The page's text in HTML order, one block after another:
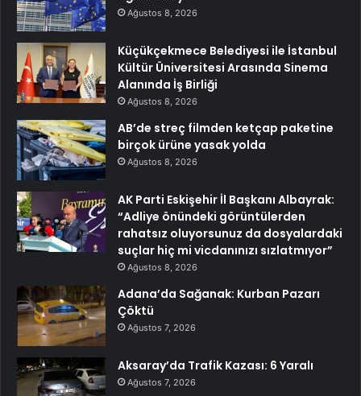
Ağustos 8, 2026
Küçükçekmece Belediyesi ile İstanbul
Kültür Üniversitesi Arasında Sinema
Alanında İş Birliği
Ağustos 8, 2026
AB’de streç filmden ketçap paketine
birçok ürüne yasak yolda
Ağustos 8, 2026
AK Parti Eskişehir İl Başkanı Albayrak:
“Adliye önündeki görüntülerden
rahatsız oluyorsunuz da dosyalardaki
suçlar hiç mi vicdanınızı sızlatmıyor”
Ağustos 8, 2026
Adana’da Sağanak: Kurban Pazarı
Çöktü
Ağustos 7, 2026
Aksaray’da Trafik Kazası: 6 Yaralı
Ağustos 7, 2026